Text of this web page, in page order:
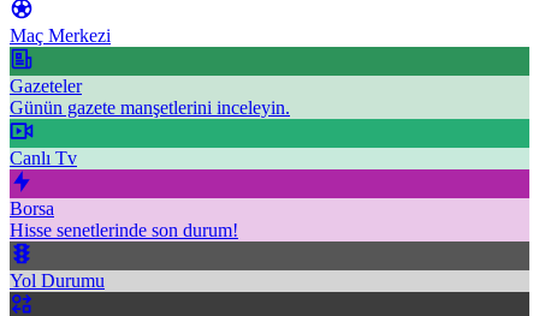
Maç Merkezi
Gazeteler
Günün gazete manşetlerini inceleyin.
Canlı Tv
Borsa
Hisse senetlerinde son durum!
Yol Durumu